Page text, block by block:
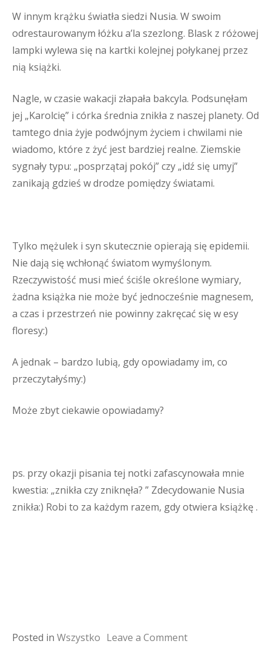
W innym krążku światła siedzi Nusia. W swoim
odrestaurowanym łóżku a’la szezlong. Blask z różowej
lampki wylewa się na kartki kolejnej połykanej przez
nią książki.
Nagle, w czasie wakacji złapała bakcyla. Podsunęłam
jej „Karolcię” i córka średnia znikła z naszej planety. Od
tamtego dnia żyje podwójnym życiem i chwilami nie
wiadomo, które z żyć jest bardziej realne. Ziemskie
sygnały typu: „posprzątaj pokój” czy „idź się umyj”
zanikają gdzieś w drodze pomiędzy światami.
Tylko mężulek i syn skutecznie opierają się epidemii.
Nie dają się wchłonąć światom wymyślonym.
Rzeczywistość musi mieć ściśle określone wymiary,
żadna książka nie może być jednocześnie magnesem,
a czas i przestrzeń nie powinny zakręcać się w esy
floresy:)
A jednak – bardzo lubią, gdy opowiadamy im, co
przeczytałyśmy:)
Może zbyt ciekawie opowiadamy?
ps. przy okazji pisania tej notki zafascynowała mnie
kwestia: „znikła czy zniknęła? ” Zdecydowanie Nusia
znikła:) Robi to za każdym razem, gdy otwiera książkę .
Posted in Wszystko Leave a Commenton